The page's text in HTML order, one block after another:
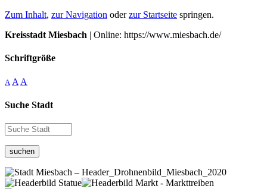
Zum Inhalt, zur Navigation oderzur Startseite springen.
Kreisstadt Miesbach | Online: https://www.miesbach.de/
Schriftgröße
A A A
Suche Stadt
suchen